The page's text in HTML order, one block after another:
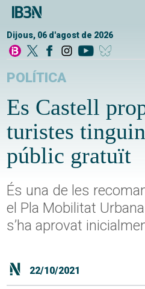
Dijous, 06 d'agost de 2026
POLÍTICA
Es Castell
turistes
públic gratuït
És una de les
el Pla Mobilitat
s’ha aprovat
22/10/2021